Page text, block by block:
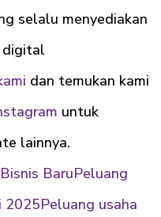
selalu menyediakan
digital
dan temukan kami
untuk
lainnya.
BaruPeluang
2025Peluang usaha